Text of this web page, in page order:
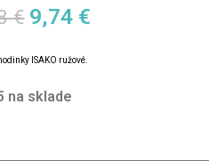
€ 9,74 €
ISAKO ružové.
na sklade